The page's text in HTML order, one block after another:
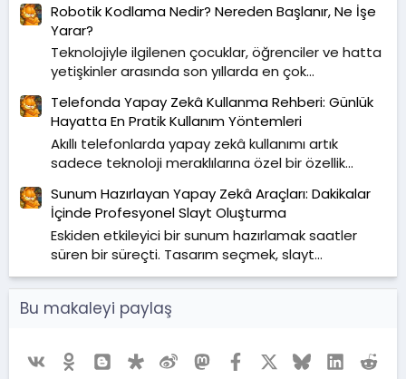
Robotik Kodlama Nedir? Nereden Başlanır, Ne İşe
Yarar?
Teknolojiyle ilgilenen çocuklar, öğrenciler ve hatta
yetişkinler arasında son yıllarda en çok...
Telefonda Yapay Zekâ Kullanma Rehberi: Günlük
Hayatta En Pratik Kullanım Yöntemleri
Akıllı telefonlarda yapay zekâ kullanımı artık
sadece teknoloji meraklılarına özel bir özellik...
Sunum Hazırlayan Yapay Zekâ Araçları: Dakikalar
İçinde Profesyonel Slayt Oluşturma
Eskiden etkileyici bir sunum hazırlamak saatler
süren bir süreçti. Tasarım seçmek, slayt...
Bu makaleyi paylaş
Vk Ok BloggerDiaspora
Weibo MastodonFacebookX (Twitter)
BlueskyLinkedIn